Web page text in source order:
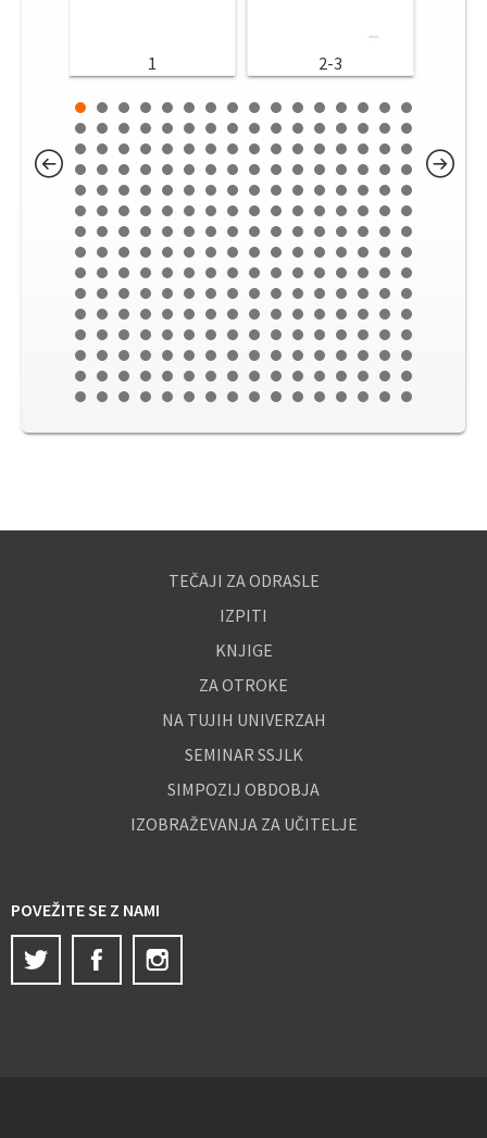
1 2-3
TEČAJI ZA ODRASLE
IZPITI
KNJIGE
ZA OTROKE
NA TUJIH UNIVERZAH
SEMINAR SSJLK
SIMPOZIJ OBDOBJA
IZOBRAŽEVANJA ZA UČITELJE
POVEŽITE SE Z NAMI
Twitter
Facebook